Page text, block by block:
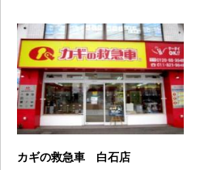
カギの救急車 白石店